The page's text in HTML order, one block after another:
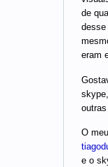
de
eram
O
e o